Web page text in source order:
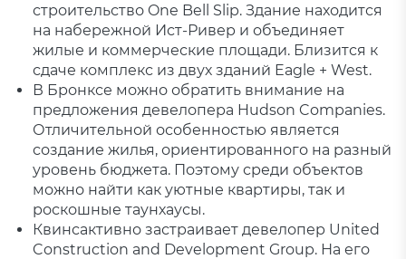
строительство One Bell Slip. Здание находится
на набережной Ист-Ривер и объединяет
жилые и коммерческие площади. Близится к
сдаче комплекс из двух зданий Eagle + West.
В Бронксе можно обратить внимание на
предложения девелопера Hudson Companies.
Отличительной особенностью является
создание жилья, ориентированного на разный
уровень бюджета. Поэтому среди объектов
можно найти как уютные квартиры, так и
роскошные таунхаусы.
Квинсактивно застраивает девелопер United
Construction and Development Group. На его